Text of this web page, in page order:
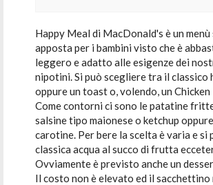
Happy Meal di MacDonald's è un
apposta per i bambini visto che è
leggero e adatto alle esigenze dei
nipotini. Si può scegliere tra il classico
oppure un toast o, volendo, un
Come contorni ci sono le patatine
salsine tipo maionese o ketchup
carotine. Per bere la scelta è varia e si
classica acqua al succo di frutta
Ovviamente è previsto anche un
Il costo non è elevato ed il sacchettino